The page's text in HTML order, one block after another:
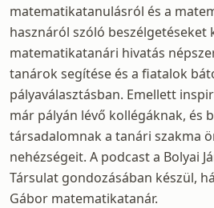
matematikatanulásról és a
hasznáról szóló beszélgetéseket
matematikatanári hivatás
tanárok segítése és a fiatalok
pályaválasztásban. Emellett
már pályán lévő kollégáknak, és
társadalomnak a tanári szakma
nehézségeit. A podcast a Bolyai
Társulat gondozásában készül,
Gábor matematikatanár.